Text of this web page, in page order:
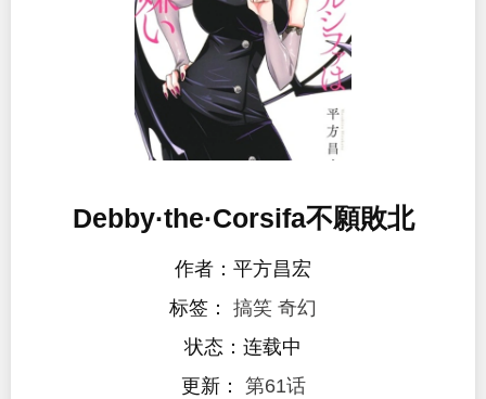
Debby·the·Corsifa不願敗北
作者：平方昌宏
标签： 搞笑 奇幻
状态：连载中
更新： 第61话